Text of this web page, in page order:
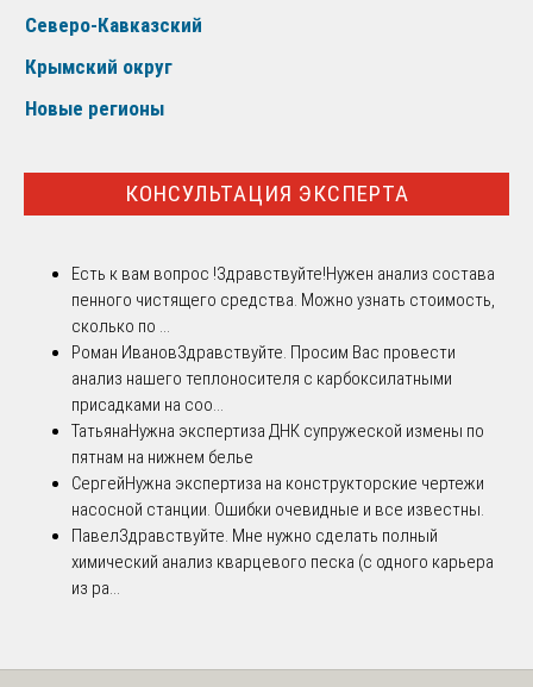
Северо-Кавказский
Крымский округ
Новые регионы
КОНСУЛЬТАЦИЯ ЭКСПЕРТА
Есть к вам вопрос !Здравствуйте!Нужен анализ состава
пенного чистящего средства. Можно узнать стоимость,
сколько по ...
Роман ИвановЗдравствуйте. Просим Вас провести
анализ нашего теплоносителя с карбоксилатными
присадками на соо...
ТатьянаНужна экспертиза ДНК супружеской измены по
пятнам на нижнем белье
СергейНужна экспертиза на конструкторские чертежи
насосной станции. Ошибки очевидные и все известны.
ПавелЗдравствуйте. Мне нужно сделать полный
химический анализ кварцевого песка (с одного карьера
из ра...